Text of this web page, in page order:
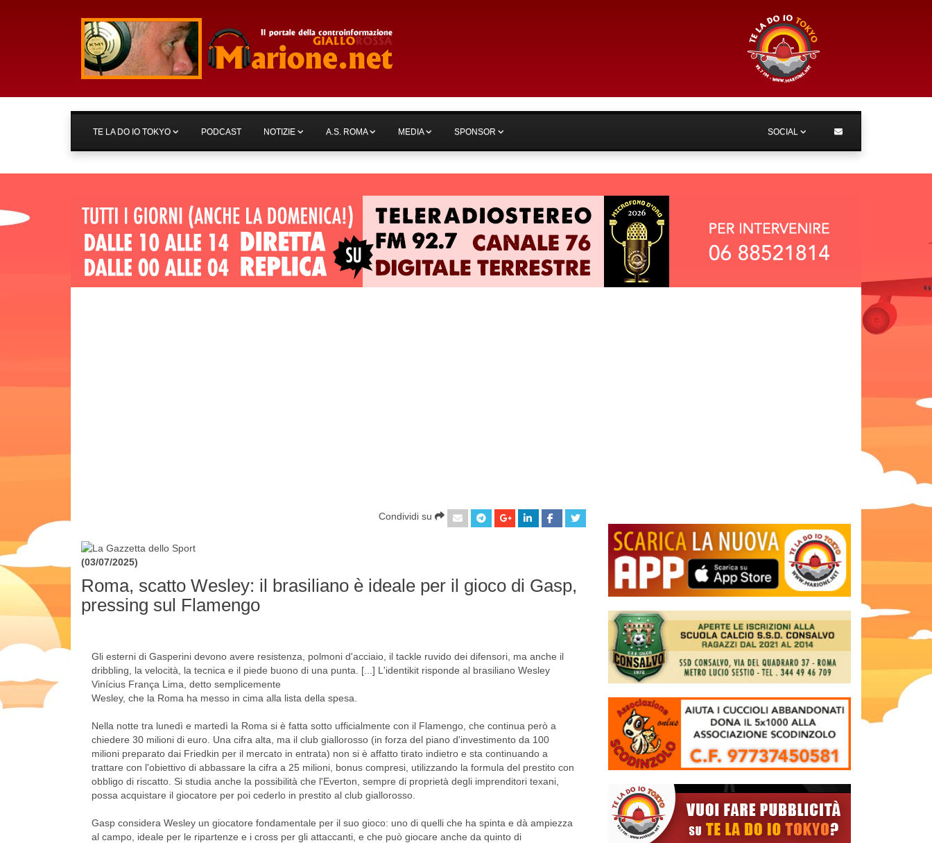
TE LA DO IO TOKYO PODCAST NOTIZIE A.S. ROMA MEDIA SPONSOR SOCIAL
Condividi su
(03/07/2025)
Roma, scatto Wesley: il brasiliano è ideale per il gioco di Gasp,
pressing sul Flamengo
Gli esterni di Gasperini devono avere resistenza, polmoni d'acciaio, il tackle ruvido dei difensori, ma anche il
dribbling, la velocità, la tecnica e il piede buono di una punta. [...] L'identikit risponde al brasiliano Wesley
Vinícius França Lima, detto semplicemente
Wesley, che la Roma ha messo in cima alla lista della spesa.
Nella notte tra lunedì e martedì la Roma si è fatta sotto ufficialmente con il Flamengo, che continua però a
chiedere 30 milioni di euro. Una cifra alta, ma il club giallorosso (in forza del piano d'investimento da 100
milioni preparato dai Friedkin per il mercato in entrata) non si è affatto tirato indietro e sta continuando a
trattare con l'obiettivo di abbassare la cifra a 25 milioni, bonus compresi, utilizzando la formula del prestito con
obbligo di riscatto. Si studia anche la possibilità che l'Everton, sempre di proprietà degli imprenditori texani,
possa acquistare il giocatore per poi cederlo in prestito al club giallorosso.
Gasp considera Wesley un giocatore fondamentale per il suo gioco: uno di quelli che ha spinta e dà ampiezza
al campo, ideale per le ripartenze e i cross per gli attaccanti, e che può giocare anche da quinto di